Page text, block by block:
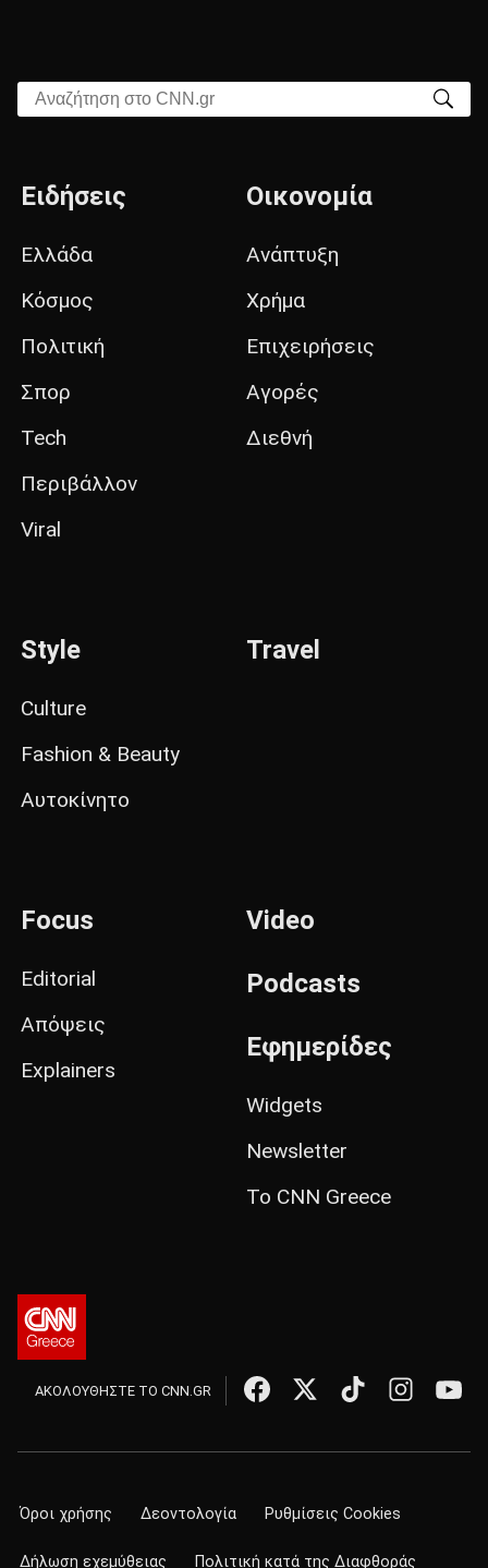
Αναζήτηση στο CNN.gr
Ειδήσεις
Ελλάδα
Κόσμος
Πολιτική
Σπορ
Tech
Περιβάλλον
Viral
Οικονομία
Ανάπτυξη
Χρήμα
Επιχειρήσεις
Αγορές
Διεθνή
Style
Culture
Fashion & Beauty
Αυτοκίνητο
Travel
Focus
Editorial
Απόψεις
Explainers
Video
Podcasts
Εφημερίδες
Widgets
Newsletter
Το CNN Greece
ΑΚΟΛΟΥΘΗΣΤΕ ΤΟ CNN.GR
Όροι χρήσης Δεοντολογία Ρυθμίσεις Cookies
Δήλωση εχεμύθειας Πολιτική κατά της Διαφθοράς